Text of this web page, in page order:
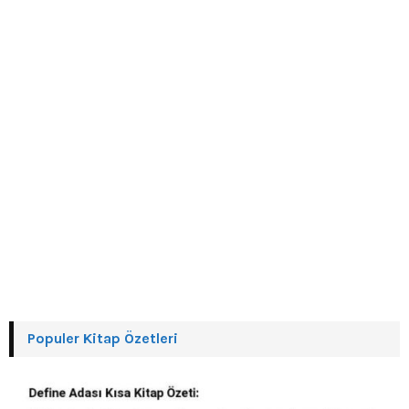
Populer Kitap Özetleri